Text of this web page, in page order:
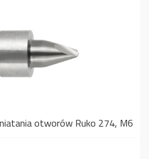
otworów Ruko 274, M6